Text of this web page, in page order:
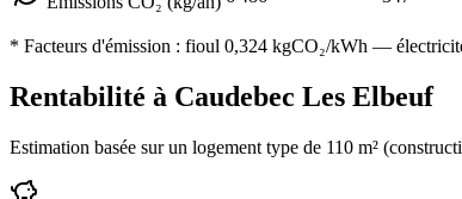
* Facteurs d'émission : fioul 0,324 kgCO₂/kWh —
Rentabilité à Caudebec Les Elbeuf
Estimation basée sur un logement type de 110 m²